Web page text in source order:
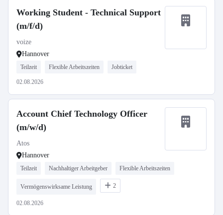
Working Student - Technical Support
(m/f/d)
voize
Hannover
Teilzeit Flexible Arbeitszeiten Jobticket
02.08.2026
Account Chief Technology Officer
(m/w/d)
Atos
Hannover
Teilzeit Nachhaltiger Arbeitgeber Flexible Arbeitszeiten
Vermögenswirksame Leistung 2
02.08.2026